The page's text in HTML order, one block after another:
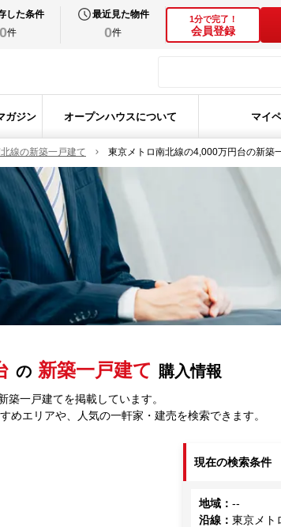
した条件
0件
最近見た物件
0件
1分で完了！
会員登録
ガジン オープンハウスについて マイ
線の新築一戸建て 東京メトロ南北線の4,000万円台の新築
の 新築一戸建て 購入情報
一戸建てを掲載しています。
エリアや、人気の一軒家・建売を検索できます。
現在の検索条件
地域 ：--
沿線 ：東京メト